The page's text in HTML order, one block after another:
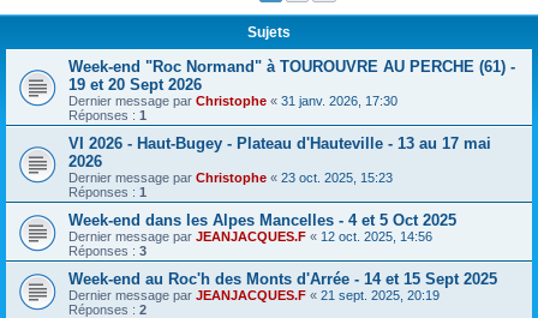
r
Sujets
Week-end "Roc Normand" à TOUROUVRE AU PERCHE (61) -
19 et 20 Sept 2026
Dernier message par Christophe « 31 janv. 2026, 17:30
Réponses : 1
VI 2026 - Haut-Bugey - Plateau d'Hauteville - 13 au 17 mai
2026
Dernier message par Christophe « 23 oct. 2025, 15:23
Réponses : 1
Week-end dans les Alpes Mancelles - 4 et 5 Oct 2025
Dernier message par JEANJACQUES.F « 12 oct. 2025, 14:56
Réponses : 3
Week-end au Roc'h des Monts d'Arrée - 14 et 15 Sept 2025
Dernier message par JEANJACQUES.F « 21 sept. 2025, 20:19
Réponses : 2